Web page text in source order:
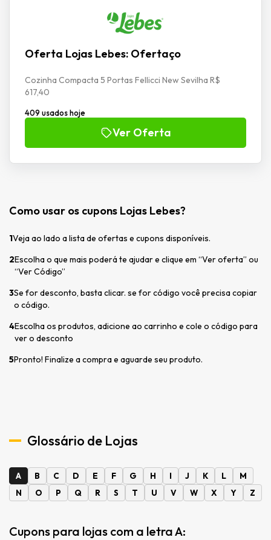
Oferta Lojas Lebes: Ofertaço
Cozinha Compacta 5 Portas Fellicci New Sevilha R$
617,40
409 usados hoje
Ver Oferta
Como usar os cupons Lojas Lebes?
1Veja ao lado a lista de ofertas e cupons disponíveis.
2Escolha o que mais poderá te ajudar e clique em “Ver oferta” ou
“Ver Código”
3Se for desconto, basta clicar. se for código você precisa copiar
o código.
4Escolha os produtos, adicione ao carrinho e cole o código para
ver o desconto
5Pronto! Finalize a compra e aguarde seu produto.
Glossário de Lojas
A B C D E F G H I J K L
M
N
O P Q R S T U V W X Y Z
Cupons para lojas com a letra A: